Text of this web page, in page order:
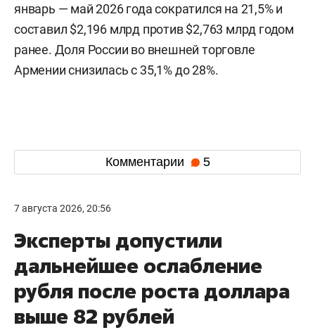
январь — май 2026 года сократился на 21,5% и
составил $2,196 млрд против $2,763 млрд годом
ранее. Доля России во внешней торговле
Армении снизилась с 35,1% до 28%.
Комментарии 5
7 августа 2026, 20:56
Эксперты допустили
дальнейшее ослабление
рубля после роста доллара
выше 82 рублей